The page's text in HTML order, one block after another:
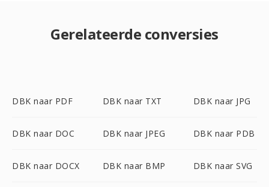
Gerelateerde conversies
DBK naar PDF DBK naar TXT DBK naar JPG
DBK naar DOC DBK naar JPEG DBK naar PDB
DBK naar DOCX DBK naar BMP DBK naar SVG